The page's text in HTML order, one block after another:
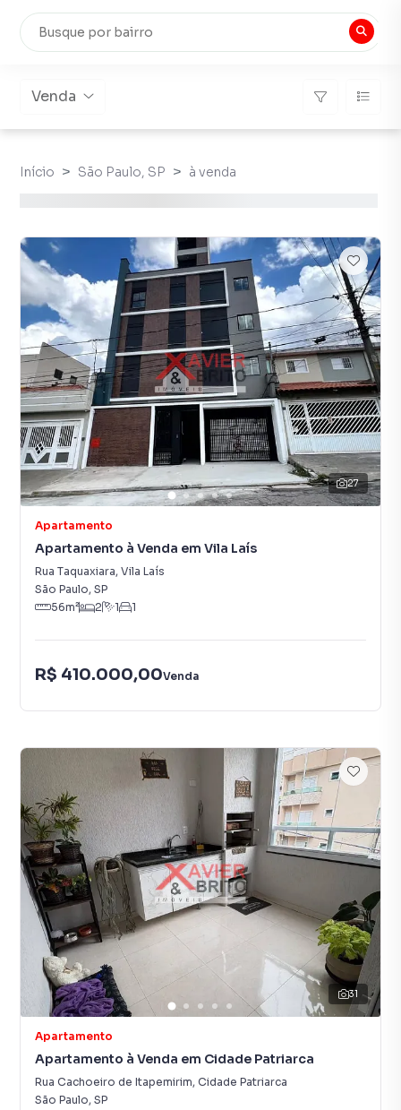
Venda
Início São Paulo, SP à venda
27
Apartamento
Apartamento à Venda em Vila Laís
Rua Taquaxiara, Vila Laís
São Paulo, SP
56m² 2 1 1
R$ 410.000,00Venda
31
Apartamento
Apartamento à Venda em Cidade Patriarca
Rua Cachoeiro de Itapemirim, Cidade Patriarca
São Paulo, SP